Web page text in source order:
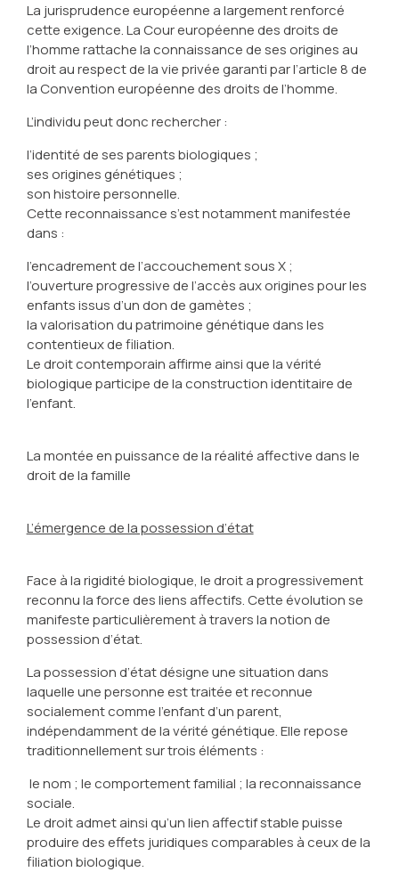
La jurisprudence européenne a largement renforcé
cette exigence. La Cour européenne des droits de
l’homme rattache la connaissance de ses origines au
droit au respect de la vie privée garanti par l’article 8 de
la Convention européenne des droits de l’homme.
L’individu peut donc rechercher :
l’identité de ses parents biologiques ;
ses origines génétiques ;
son histoire personnelle.
Cette reconnaissance s’est notamment manifestée
dans :
l’encadrement de l’accouchement sous X ;
l’ouverture progressive de l’accès aux origines pour les
enfants issus d’un don de gamètes ;
la valorisation du patrimoine génétique dans les
contentieux de filiation.
Le droit contemporain affirme ainsi que la vérité
biologique participe de la construction identitaire de
l’enfant.
La montée en puissance de la réalité affective dans le
droit de la famille
L’émergence de la possession d’état
Face à la rigidité biologique, le droit a progressivement
reconnu la force des liens affectifs. Cette évolution se
manifeste particulièrement à travers la notion de
possession d’état.
La possession d’état désigne une situation dans
laquelle une personne est traitée et reconnue
socialement comme l’enfant d’un parent,
indépendamment de la vérité génétique. Elle repose
traditionnellement sur trois éléments :
le nom ; le comportement familial ; la reconnaissance
sociale.
Le droit admet ainsi qu’un lien affectif stable puisse
produire des effets juridiques comparables à ceux de la
filiation biologique.